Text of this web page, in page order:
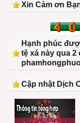
Xin Cảm ơn
Hạnh phúc
tệ xá này qua
Cập nhật Dịch